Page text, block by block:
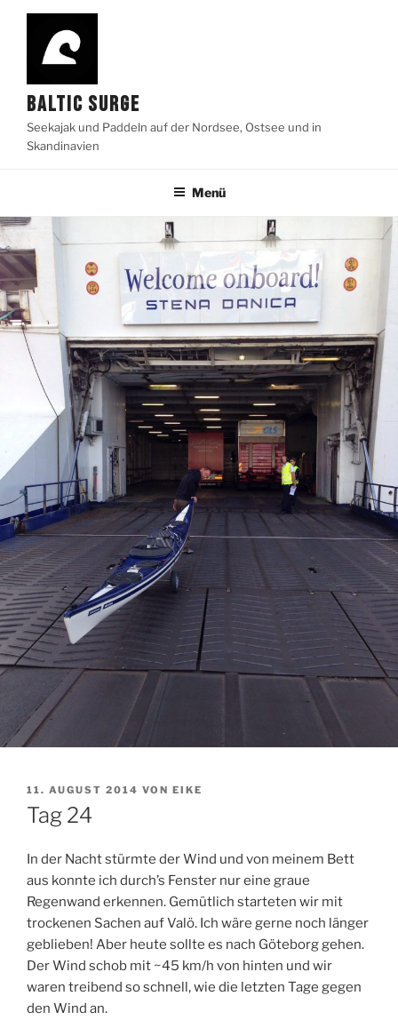
Zum
springen
BALTIC SURGE
Seekajak und Paddeln auf der Nordsee, Ostsee und in
Skandinavien
Menü
VERÖFFENTLICHT
AM
11. AUGUST 2014 VON EIKE
Tag 24
In der Nacht stürmte der Wind und von meinem Bett
aus konnte ich durch’s Fenster nur eine graue
Regenwand erkennen. Gemütlich starteten wir mit
trockenen Sachen auf Valö. Ich wäre gerne noch länger
geblieben! Aber heute sollte es nach Göteborg gehen.
Der Wind schob mit ~45 km/h von hinten und wir
waren treibend so schnell, wie die letzten Tage gegen
den Wind an.